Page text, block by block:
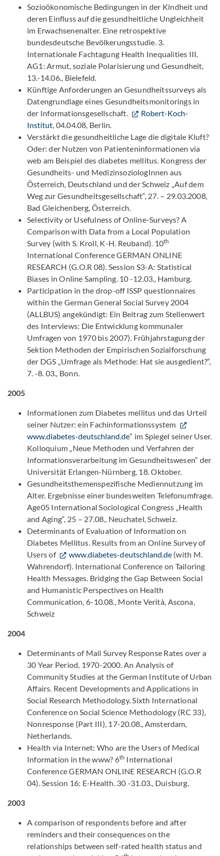
Sozioökonomische Bedingungen in der Kindheit und
deren Einfluss auf die gesundheitliche Ungleichheit
im Erwachsenenalter. Eine retrospektive
bundesdeutsche Bevölkerungsstudie. 3.
Internationale Fachtagung Health Inequalities III.
AG1: Armut, soziale Polarisierung und Gesundheit,
13.-14.06., Bielefeld.
Künftige Anforderungen an Gesundheitssurveys als
Datengrundlage eines Gesundheitsmonitorings in
der Informationsgesellschaft.
Robert-Koch-
Institut, 04.04.08, Berlin.
Verstärkt die gesundheitliche Lage die digitale Kluft?
Oder: der Nutzen von Patienteninformationen via
web am Beispiel des diabetes mellitus. Kongress der
Gesundheits- und MedizinsoziologInnen aus
Österreich, Deutschland und der Schweiz „Auf dem
Weg zur Gesundheitsgesellschaft“, 27. – 29.03.2008,
Bad Gleichenberg, Österreich.
Selectivity or Usefulness of Online-Surveys? A
Comparison with Data from a Local Population
Survey (with S. Kroll, K-H. Reuband). 10th
International Conference GERMAN ONLINE
RESEARCH (G.O.R 08). Session S3-A: Statistical
Biases in Online Sampling. 10 -12.03., Hamburg.
Participation in the drop-off ISSP questionnaires
within the German General Social Survey 2004
(ALLBUS) angekündigt: Ein Beitrag zum Stellenwert
des Interviews: Die Entwicklung kommunaler
Umfragen von 1970 bis 2007). Frühjahrstagung der
Sektion Methoden der Empirischen Sozialforschung
der DGS „Umfrage als Methode: Hat sie ausgedient?“,
7. -8. 03., Bonn.
2005
Informationen zum Diabetes mellitus und das Urteil
seiner Nutzer: ein Fachinformationssystem
www.diabetes-deutschland.de“ im Spiegel seiner User.
Kolloquium „Neue Methoden und Verfahren der
Informationsverarbeitung im Gesundheitswesen“ der
Universität Erlangen-Nürnberg, 18. Oktober.
Gesundheitsthemenspezifische Mediennutzung im
Alter. Ergebnisse einer bundesweiten Telefonumfrage.
Age05 International Sociological Congress „Health
and Aging“, 25 – 27.08., Neuchatel, Schweiz.
Determinants of Evaluation of Information on
Diabetes Mellitus. Results from an Online Survey of
Users of
www.diabetes-deutschland.de(with M.
Wahrendorf). International Conference on Tailoring
Health Messages. Bridging the Gap Between Social
and Humanistic Perspectives on Health
Communication, 6-10.08., Monte Verità, Ascona,
Schweiz
2004
Determinants of Mail Survey Response Rates over a
30 Year Period, 1970-2000. An Analysis of
Community Studies at the German Institute of Urban
Affairs. Recent Developments and Applications in
Social Research Methodology. Sixth International
Conference on Social Science Methodology (RC 33),
Nonresponse (Part III), 17-20.08., Amsterdam,
Netherlands.
Health via Internet: Who are the Users of Medical
Information in the www? 6th International
Conference GERMAN ONLINE RESEARCH (G.O.R
04). Session 16: E-Health. 30 -31.03., Duisburg.
2003
A comparison of respondents before and after
reminders and their consequences on the
relationships between self-rated health status and